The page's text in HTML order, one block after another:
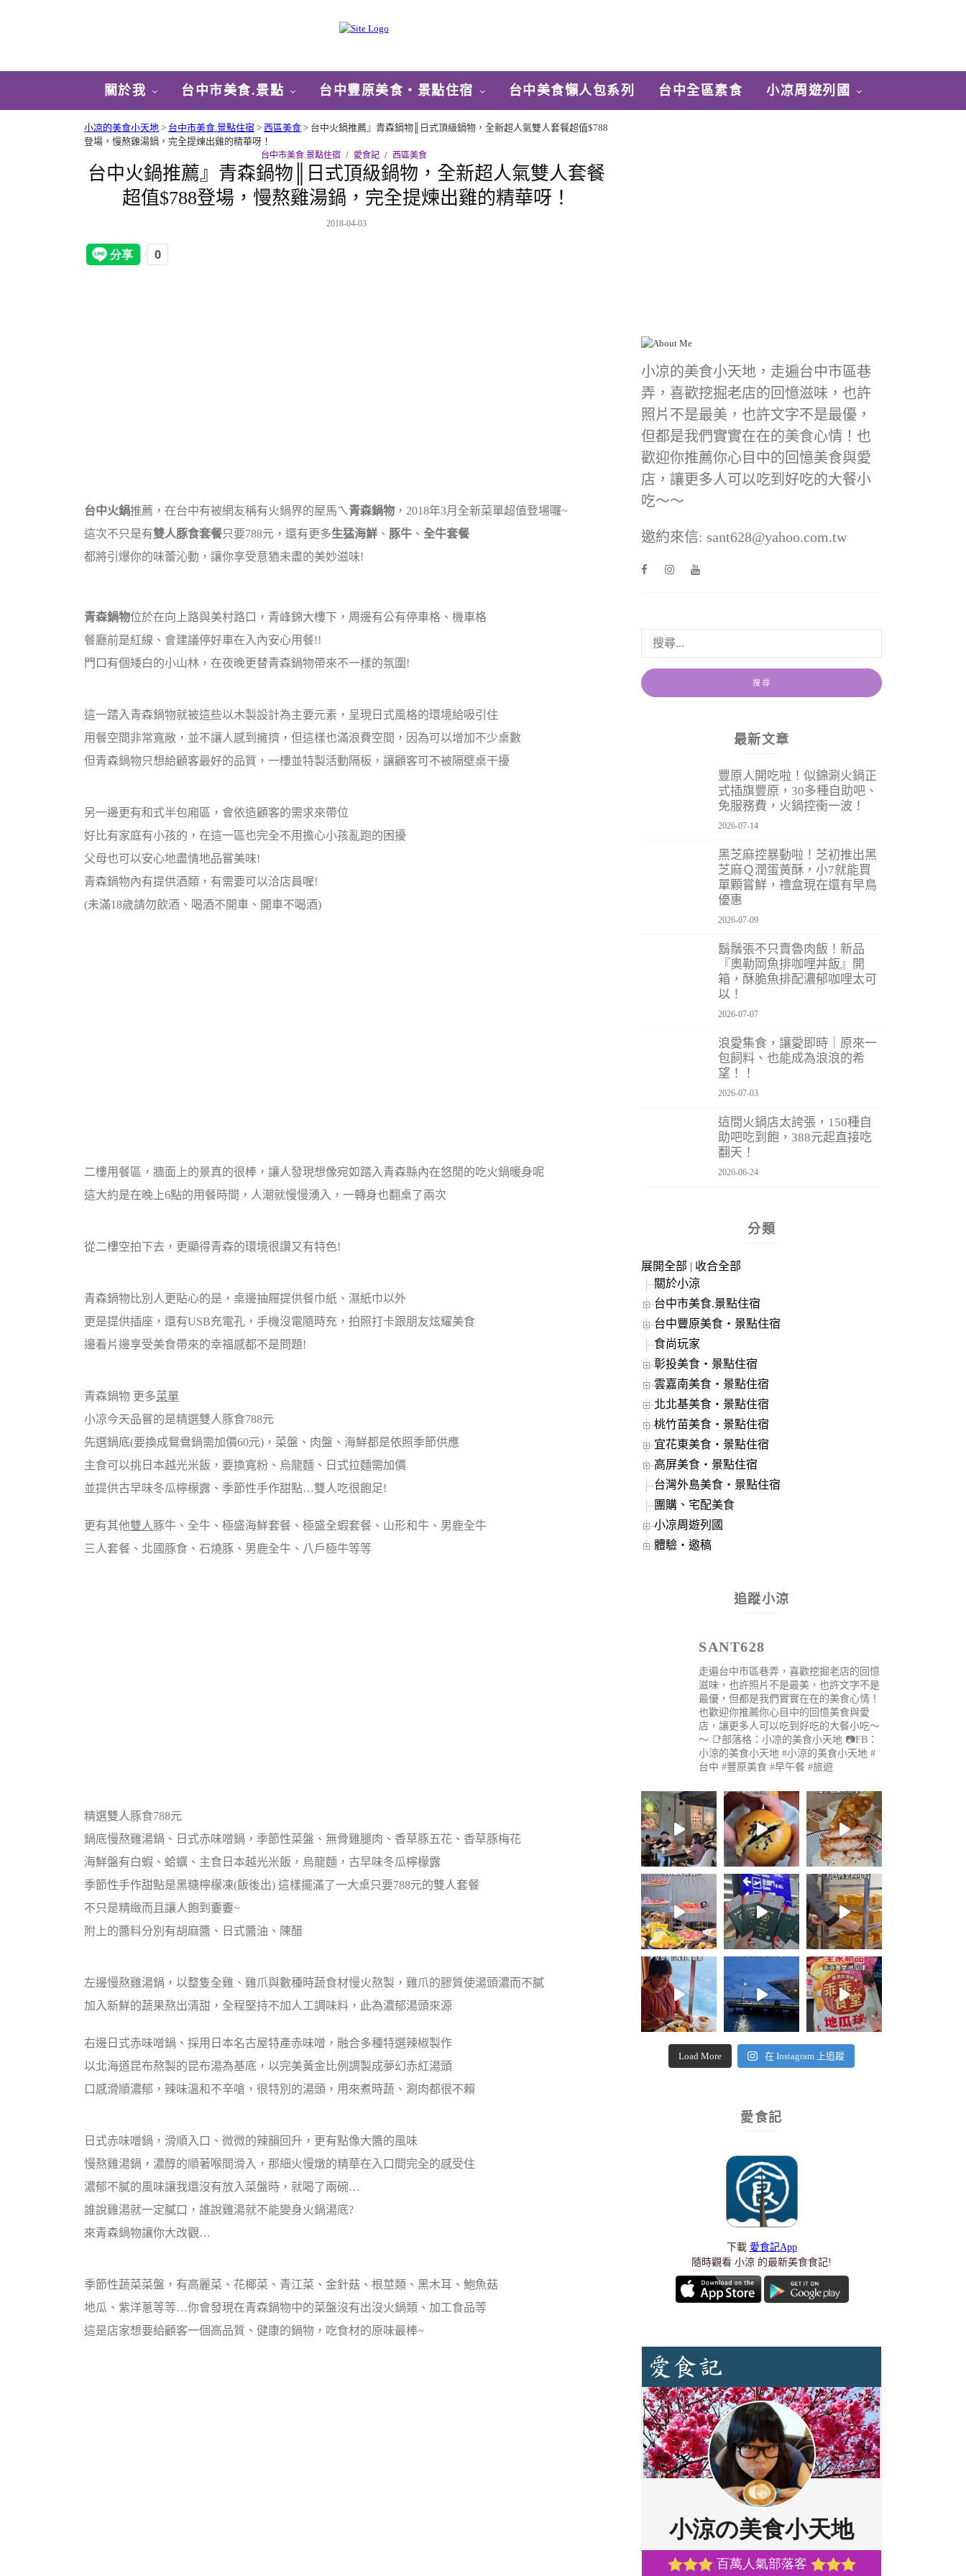
關於我 台中市美食.景點 台中豐原美食‧景點住宿 台中美食懶人包系列 台中全區素食 小凉周遊列國
小凉的美食小天地 > 台中市美食.景點住宿 > 西區美食 > 台中火鍋推薦』青森鍋物║日式頂級鍋物，全新超人氣雙人套餐超值$788
登場，慢熬雞湯鍋，完全提煉出雞的精華呀！
台中市美食.景點住宿 愛食記 西區美食
台中火鍋推薦』青森鍋物║日式頂級鍋物，全新超人氣雙人套餐
超值$788登場，慢熬雞湯鍋，完全提煉出雞的精華呀！
2018-04-03
台中火鍋推薦，在台中有被網友稱有火鍋界的屋馬ㄟ青森鍋物 ，2018年3月全新菜單超值登場囉~
這次不只是有雙人豚食套餐只要788元，還有更多生猛海鮮 、 豚牛 、 全牛套餐
都將引爆你的味蕾沁動，讓你享受意猶未盡的美妙滋味!
青森鍋物位於在向上路與美村路口，青峰錦大樓下，周邊有公有停車格、機車格
餐廳前是紅線、會建議停好車在入內安心用餐!!
門口有個矮白的小山林，在夜晚更替青森鍋物帶來不一樣的氛圍!
這一踏入青森鍋物就被這些以木製設計為主要元素，呈現日式風格的環境給吸引住
用餐空間非常寬敞，並不讓人感到擁擠，但這樣也滿浪費空間，因為可以增加不少桌數
但青森鍋物只想給顧客最好的品質，一樓並特製活動隔板，讓顧客可不被隔壁桌干擾
另一邊更有和式半包廂區，會依造顧客的需求來帶位
好比有家庭有小孩的，在這一區也完全不用擔心小孩亂跑的困擾
父母也可以安心地盡情地品嘗美味!
青森鍋物內有提供酒類，有需要可以洽店員喔!
(未滿18歲請勿飲酒、喝酒不開車、開車不喝酒)
二樓用餐區，牆面上的景真的很棒，讓人發現想像宛如踏入青森縣內在悠閒的吃火鍋暖身呢
這大約是在晚上6點的用餐時間，人潮就慢慢湧入，一轉身也翻桌了兩次
從二樓空拍下去，更顯得青森的環境很讚又有特色!
青森鍋物比別人更貼心的是，桌邊抽屜提供餐巾紙、濕紙巾以外
更是提供插座，還有USB充電孔，手機沒電隨時充，拍照打卡跟朋友炫耀美食
邊看片邊享受美食帶來的幸福感都不是問題!
青森鍋物 更多菜單
小凉今天品嘗的是精選雙人豚食788元
先選鍋底(要換成鴛鴦鍋需加價60元)，菜盤、肉盤、海鮮都是依照季節供應
主食可以挑日本越光米飯，要換寬粉、烏龍麵、日式拉麵需加價
並提供古早味冬瓜檸檬露、季節性手作甜點…雙人吃很飽足!
更有其他雙人豚牛、全牛、極盛海鮮套餐、極盛全蝦套餐、山形和牛、男鹿全牛
三人套餐、北國豚食、石燒豚、男鹿全牛、八戶極牛等等
精選雙人豚食788元
鍋底慢熬雞湯鍋、日式赤味噌鍋，季節性菜盤、無骨雞腿肉、香草豚五花、香草豚梅花
海鮮盤有白蝦、蛤蠣、主食日本越光米飯，烏龍麵，古早味冬瓜檸檬露
季節性手作甜點是黑糖檸檬凍(飯後出) 這樣擺滿了一大桌只要788元的雙人套餐
不只是精緻而且讓人飽到嫑嫑~
附上的醬料分別有胡麻醬、日式醬油、陳醋
左邊慢熬雞湯鍋，以整隻全雞、雞爪與數種時蔬食材慢火熬製，雞爪的膠質使湯頭濃而不膩
加入新鮮的蔬果熬出清甜，全程堅持不加人工調味料，此為濃郁湯頭來源
右邊日式赤味噌鍋、採用日本名古屋特產赤味噌，融合多種特選辣椒製作
以北海道昆布熬製的昆布湯為基底，以完美黃金比例調製成夢幻赤紅湯頭
口感滑順濃郁，辣味溫和不辛嗆，很特別的湯頭，用來煮時蔬、涮肉都很不賴
日式赤味噌鍋，滑順入口、微微的辣韻回升，更有點像大醬的風味
慢熬雞湯鍋，濃醇的順著喉間滑入，那細火慢燉的精華在入口間完全的感受住
濃郁不膩的風味讓我還沒有放入菜盤時，就喝了兩碗…
誰說雞湯就一定膩口，誰說雞湯就不能變身火鍋湯底?
來青森鍋物讓你大改觀…
季節性蔬菜菜盤，有高麗菜、花椰菜、青江菜、金針菇、根莖類、黑木耳、鮑魚菇
地瓜、紫洋蔥等等…你會發現在青森鍋物中的菜盤沒有出沒火鍋類、加工食品等
這是店家想要給顧客一個高品質、健康的鍋物，吃食材的原味最棒~
小凉的美食小天地，走遍台中市區巷
弄，喜歡挖掘老店的回憶滋味，也許
照片不是最美，也許文字不是最優，
但都是我們實實在在的美食心情！也
歡迎你推薦你心目中的回憶美食與愛
店，讓更多人可以吃到好吃的大餐小
吃～～
邀約來信: sant628@yahoo.com.tw
最新文章
豐原人開吃啦！似錦涮火鍋正
式插旗豐原，30多種自助吧、
免服務費，火鍋控衝一波！
2026-07-14
黑芝麻控暴動啦！芝初推出黑
芝麻Ｑ潤蛋黃酥，小7就能買
單顆嘗鮮，禮盒現在還有早鳥
優惠
2026-07-09
鬍鬚張不只賣魯肉飯！新品
『奧勒岡魚排咖哩丼飯』開
箱，酥脆魚排配濃郁咖哩太可
以！
2026-07-07
浪愛集食，讓愛即時｜原來一
包飼料、也能成為浪浪的希
望！！
2026-07-03
這間火鍋店太誇張，150種自
助吧吃到飽，388元起直接吃
翻天！
2026-06-24
分類
展開全部 | 收合全部
關於小涼
台中市美食.景點住宿
台中豐原美食‧景點住宿
食尚玩家
彰投美食‧景點住宿
雲嘉南美食‧景點住宿
北北基美食‧景點住宿
桃竹苗美食‧景點住宿
宜花東美食‧景點住宿
高屏美食‧景點住宿
台灣外島美食‧景點住宿
團購、宅配美食
小凉周遊列國
體驗‧邀稿
追蹤小涼
SANT628
走遍台中市區巷弄，喜歡挖掘老店的回憶
滋味，也許照片不是最美，也許文字不是
最優，但都是我們實實在在的美食心情！
也歡迎你推薦你心目中的回憶美食與愛
店，讓更多人可以吃到好吃的大餐小吃～
～ 📑部落格：小凉的美食小天地 📷FB：
小涼的美食小天地 #小涼的美食小天地 #
台中 #豐原美食 #早午餐 #旅遊
Load More 在 Instagram 上追蹤
愛食記
下載 愛食記App
隨時觀看 小涼 的最新美食食記!